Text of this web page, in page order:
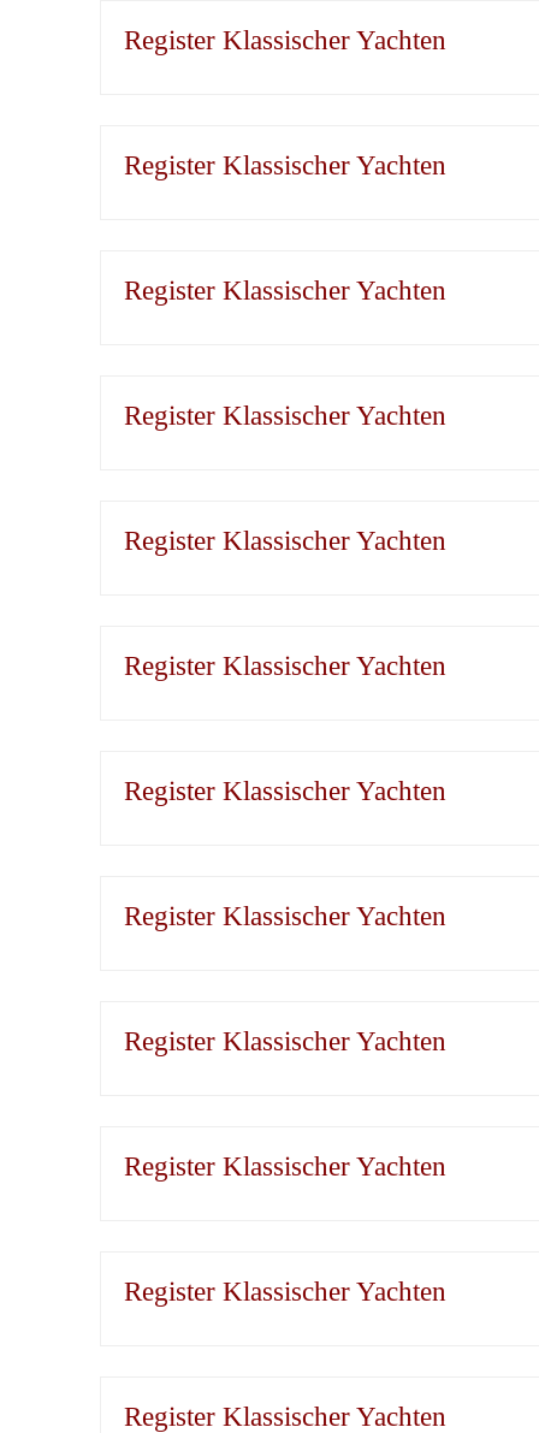
Register Klassischer Yachten
Register Klassischer Yachten
Register Klassischer Yachten
Register Klassischer Yachten
Register Klassischer Yachten
Register Klassischer Yachten
Register Klassischer Yachten
Register Klassischer Yachten
Register Klassischer Yachten
Register Klassischer Yachten
Register Klassischer Yachten
Register Klassischer Yachten